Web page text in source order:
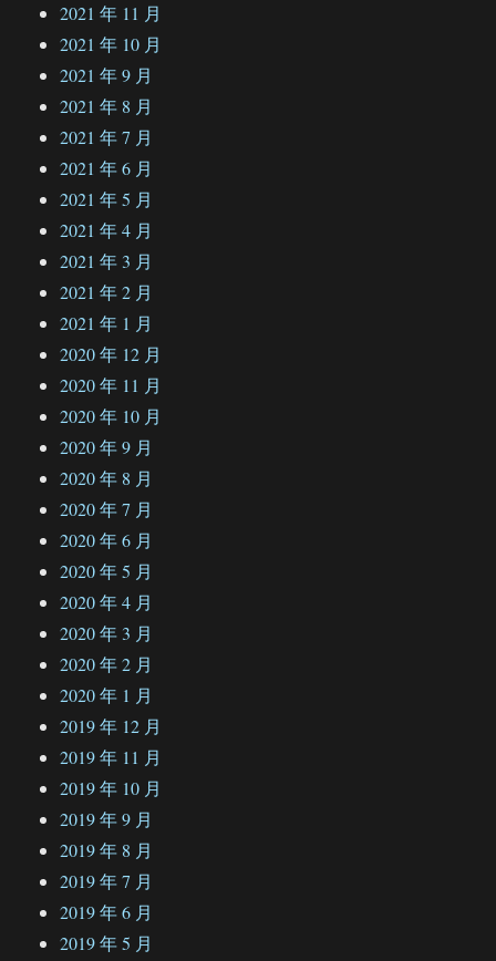
2021 年 11 月
2021 年 10 月
2021 年 9 月
2021 年 8 月
2021 年 7 月
2021 年 6 月
2021 年 5 月
2021 年 4 月
2021 年 3 月
2021 年 2 月
2021 年 1 月
2020 年 12 月
2020 年 11 月
2020 年 10 月
2020 年 9 月
2020 年 8 月
2020 年 7 月
2020 年 6 月
2020 年 5 月
2020 年 4 月
2020 年 3 月
2020 年 2 月
2020 年 1 月
2019 年 12 月
2019 年 11 月
2019 年 10 月
2019 年 9 月
2019 年 8 月
2019 年 7 月
2019 年 6 月
2019 年 5 月